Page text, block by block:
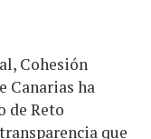
Cohesión
Canarias ha
de Reto
que